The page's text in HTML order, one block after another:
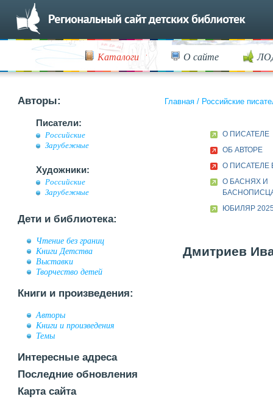
Каталоги О сайте
Авторы:
Писатели:
Российские
Зарубежные
Художники:
Российские
Зарубежные
Дети и библиотека:
Чтение без границ
Книги Детства
Выставки
Творчество детей
Книги и произведения:
Авторы
Книги и произведения
Темы
Интересные адреса
Последние обновления
Карта сайта
Главная / Российские
О ПИСАТЕЛЕ
ОБ АВТОРЕ
О ПИСАТЕЛЕ
О БАСНЯХ И
ЮБИЛЯР
Дмитриев